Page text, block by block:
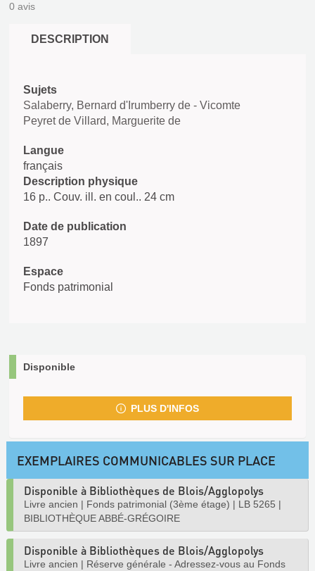
0 avis
DESCRIPTION
Sujets
Salaberry, Bernard d'Irumberry de - Vicomte
Peyret de Villard, Marguerite de
Langue
français
Description physique
16 p.. Couv. ill. en coul.. 24 cm
Date de publication
1897
Espace
Fonds patrimonial
Disponible
PLUS D'INFOS
EXEMPLAIRES COMMUNICABLES SUR PLACE
Disponible à Bibliothèques de Blois/Agglopolys
Livre ancien | Fonds patrimonial (3ème étage) | LB 5265 |
BIBLIOTHÈQUE ABBÉ-GRÉGOIRE
Disponible à Bibliothèques de Blois/Agglopolys
Livre ancien | Réserve générale - Adressez-vous au Fonds